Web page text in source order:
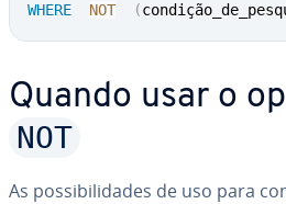
WHERE
NOT (
Quando usar o
NOT
As pos­si­bi­li­da­des de uso para